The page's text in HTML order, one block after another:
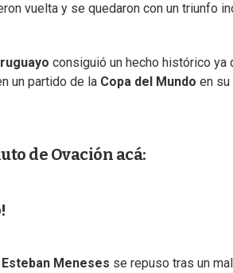
vuelta y se quedaron con un triunfo
consiguió un hecho histórico
un partido de la Copa del Mundo en
de Ovación acá:
Esteban Meneses se repuso tras un